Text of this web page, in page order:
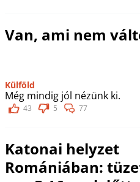
Van, ami nem
Külföld
Még mindig jól nézünk ki.
43 5 77
Katonai helyzet
Romániában: